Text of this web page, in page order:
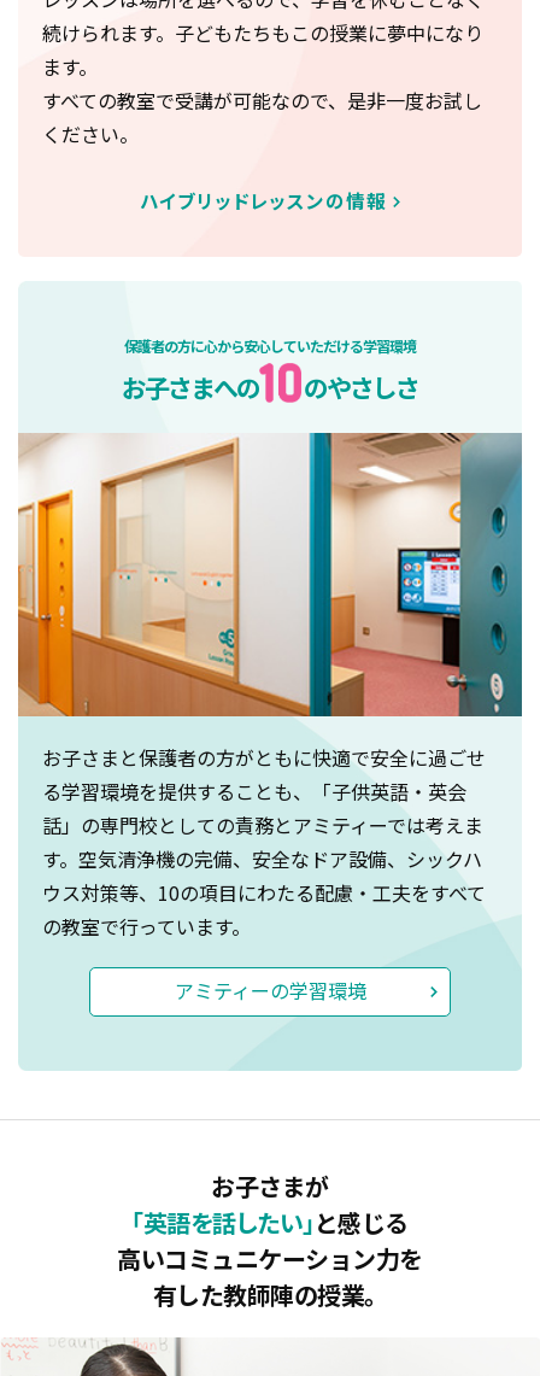
続けられます。子どもたちもこの授業に夢中になり
ます。
すべての教室で受講が可能なので、是非一度お試し
ください。
ハイブリッドレッスンの情報
保護者の方に心から安心していただける学習環境
お子さまへの のやさしさ
お子さまと保護者の方がともに快適で安全に過ごせ
る学習環境を提供することも、「子供英語・英会
話」の専門校としての責務とアミティーでは考えま
す。空気清浄機の完備、安全なドア設備、シックハ
ウス対策等、10の項目にわたる配慮・工夫をすべて
の教室で行っています。
アミティーの学習環境
お子さまが
「英語を話したい」と感じる
高いコミュニケーション力を
有した教師陣の授業。